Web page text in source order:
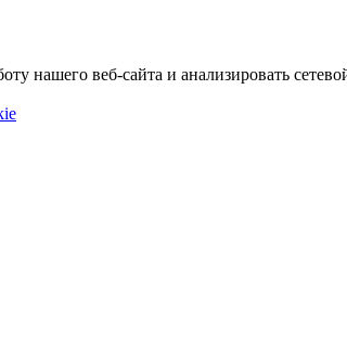
нашего веб-сайта и анализировать